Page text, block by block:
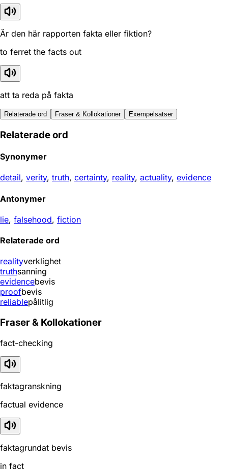
Är den här rapporten fakta eller fiktion?
to ferret the facts out
att ta reda på fakta
Relaterade ord Fraser & Kollokationer Exempelsatser
Relaterade ord
Synonymer
detail, verity, truth, certainty, reality, actuality, evidence
Antonymer
lie, falsehood, fiction
Relaterade ord
realityverklighet
truthsanning
evidencebevis
proofbevis
reliablepålitlig
Fraser & Kollokationer
fact-checking
faktagranskning
factual evidence
faktagrundat bevis
in fact